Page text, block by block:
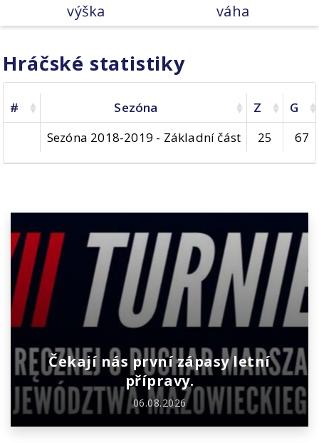
výška váha
Hráčské statistiky
# Sezóna Z
G
Sezóna 2018-2019 - Základní část
25 67
Čekají nás první zápasy letní
přípravy.
06.08.2026